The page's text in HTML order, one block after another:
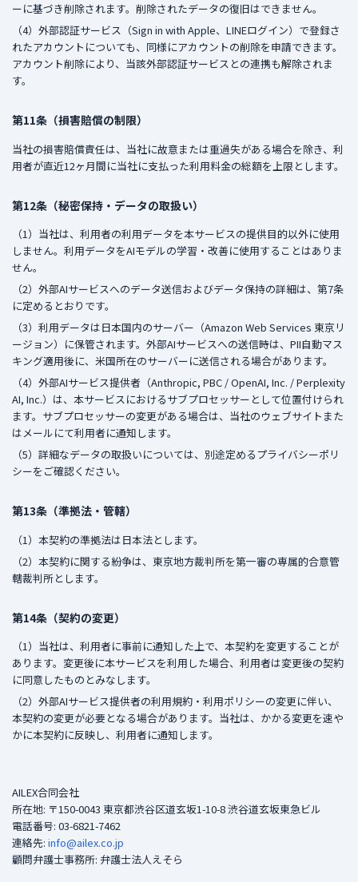
ーに基づき削除されます。削除されたデータの復旧はできません。
（4）外部認証サービス（Sign in with Apple、LINEログイン）で登録さ
れたアカウントについても、同様にアカウントの削除を申請できます。
アカウント削除により、当該外部認証サービスとの連携も解除されま
す。
第11条（損害賠償の制限）
当社の損害賠償責任は、当社に故意または重過失がある場合を除き、利
用者が直近12ヶ月間に当社に支払った利用料金の総額を上限とします。
第12条（秘密保持・データの取扱い）
（1）当社は、利用者の利用データを本サービスの提供目的以外に使用
しません。利用データをAIモデルの学習・改善に使用することはありま
せん。
（2）外部AIサービスへのデータ送信およびデータ保持の詳細は、第7条
に定めるとおりです。
（3）利用データは日本国内のサーバー（Amazon Web Services 東京リ
ージョン）に保管されます。外部AIサービスへの送信時は、PII自動マス
キング適用後に、米国所在のサーバーに送信される場合があります。
（4）外部AIサービス提供者（Anthropic, PBC / OpenAI, Inc. / Perplexity
AI, Inc.）は、本サービスにおけるサブプロセッサーとして位置付けられ
ます。サブプロセッサーの変更がある場合は、当社のウェブサイトまた
はメールにて利用者に通知します。
（5）詳細なデータの取扱いについては、別途定めるプライバシーポリ
シーをご確認ください。
第13条（準拠法・管轄）
（1）本契約の準拠法は日本法とします。
（2）本契約に関する紛争は、東京地方裁判所を第一審の専属的合意管
轄裁判所とします。
第14条（契約の変更）
（1）当社は、利用者に事前に通知した上で、本契約を変更することが
あります。変更後に本サービスを利用した場合、利用者は変更後の契約
に同意したものとみなします。
（2）外部AIサービス提供者の利用規約・利用ポリシーの変更に伴い、
本契約の変更が必要となる場合があります。当社は、かかる変更を速や
かに本契約に反映し、利用者に通知します。
AILEX合同会社
所在地: 〒150-0043 東京都渋谷区道玄坂1-10-8 渋谷道玄坂東急ビル
電話番号: 03-6821-7462
連絡先: info@ailex.co.jp
顧問弁護士事務所: 弁護士法人えそら